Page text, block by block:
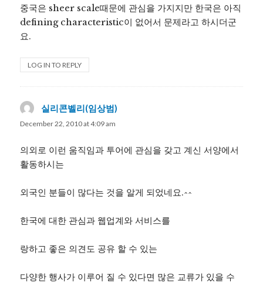
중국은 sheer scale때문에 관심을 가지지만 한국은 아직
defining characteristic이 없어서 문제라고 하시더군
요.
LOG IN TO REPLY
실리콘벨리(임상범)
December 22, 2010 at 4:09 am
의외로 이런 움직임과 투어에 관심을 갖고 계신 서양에서
활동하시는
외국인 분들이 많다는 것을 알게 되었네요.^^
한국에 대한 관심과 웹업계와 서비스를
랑하고 좋은 의견도 공유 할 수 있는
다양한 행사가 이루어 질 수 있다면 많은 교류가 있을 수